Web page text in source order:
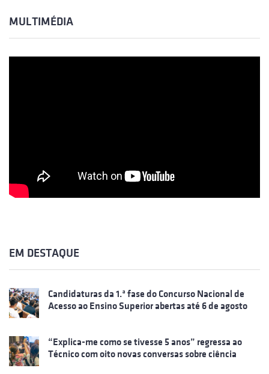
MULTIMÉDIA
EM DESTAQUE
Candidaturas da 1.ª fase do Concurso Nacional de
Acesso ao Ensino Superior abertas até 6 de agosto
“Explica-me como se tivesse 5 anos” regressa ao
Técnico com oito novas conversas sobre ciência